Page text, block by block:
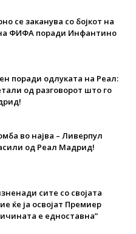
се заканува со бојкот на
ФИФА поради Инфантино
поради одлуката на Реал:
од разговорот што го
во најва – Ливерпул
од Реал Мадрид!
сите со својата
ќе ја освојат Премиер
е едноставна”